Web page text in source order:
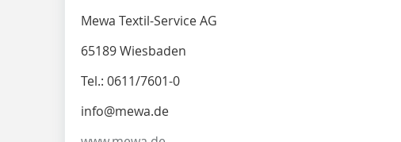
Mewa Textil-Service AG
65189 Wiesbaden
Tel.: 0611/7601-0
info@mewa.de